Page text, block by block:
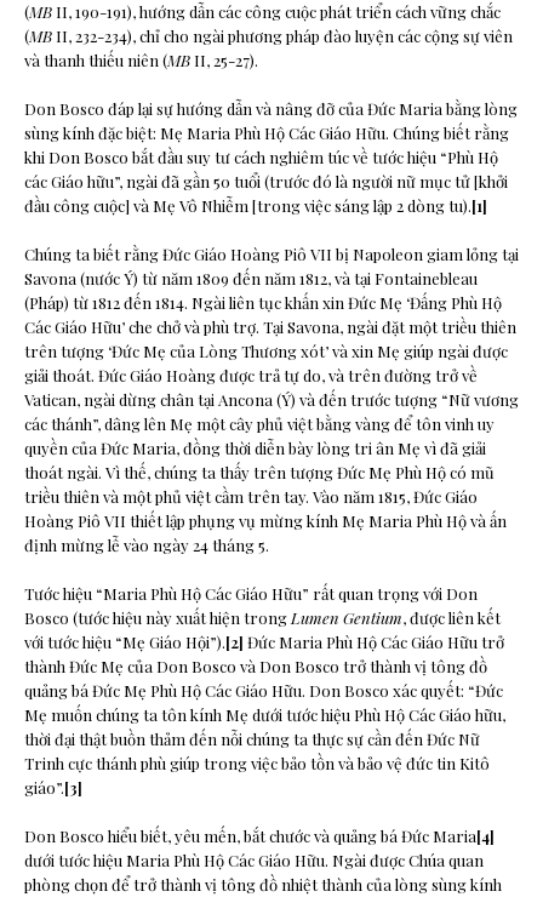
(MB II, 190-191), hướng dẫn các công cuộc phát triển cách vững chắc
(MB II, 232-234), chỉ cho ngài phương pháp đào luyện các cộng sự viên
và thanh thiếu niên (MB II, 25-27).
Don Bosco đáp lại sự hướng dẫn và nâng đỡ của Đức Maria bằng lòng
sùng kính đặc biệt: Mẹ Maria Phù Hộ Các Giáo Hữu. Chúng biết rằng
khi Don Bosco bắt đầu suy tư cách nghiêm túc về tước hiệu “Phù Hộ
các Giáo hữu”, ngài đã gần 50 tuổi (trước đó là người nữ mục tử [khởi
đầu công cuộc] và Mẹ Vô Nhiễm [trong việc sáng lập 2 dòng tu).[1]
Chúng ta biết rằng Đức Giáo Hoàng Piô VII bị Napoleon giam lỏng tại
Savona (nước Ý) từ năm 1809 đến năm 1812, và tại Fontainebleau
(Pháp) từ 1812 đến 1814. Ngài liên tục khấn xin Đức Mẹ ‘Đấng Phù Hộ
Các Giáo Hữu’ che chở và phù trợ. Tại Savona, ngài đặt một triều thiên
trên tượng ‘Đức Mẹ của Lòng Thương xót’ và xin Mẹ giúp ngài được
giải thoát. Đức Giáo Hoàng được trả tự do, và trên đường trở về
Vatican, ngài dừng chân tại Ancona (Ý) và đến trước tượng “Nữ vương
các thánh”, dâng lên Mẹ một cây phủ việt bằng vàng để tôn vinh uy
quyền của Đức Maria, đồng thời diễn bày lòng tri ân Mẹ vì đã giải
thoát ngài. Vì thế, chúng ta thấy trên tượng Đức Mẹ Phù Hộ có mũ
triều thiên và một phủ việt cầm trên tay. Vào năm 1815, Đức Giáo
Hoàng Piô VII thiết lập phụng vụ mừng kính Mẹ Maria Phù Hộ và ấn
định mừng lễ vào ngày 24 tháng 5.
Tước hiệu “Maria Phù Hộ Các Giáo Hữu” rất quan trọng với Don
Bosco (tước hiệu này xuất hiện trong Lumen Gentium, được liên kết
với tước hiệu “Mẹ Giáo Hội”).[2] Đức Maria Phù Hộ Các Giáo Hữu trở
thành Đức Mẹ của Don Bosco và Don Bosco trở thành vị tông đồ
quảng bá Đức Mẹ Phù Hộ Các Giáo Hữu. Don Bosco xác quyết: “Đức
Mẹ muốn chúng ta tôn kính Mẹ dưới tước hiệu Phù Hộ Các Giáo hữu,
thời đại thật buồn thảm đến nỗi chúng ta thực sự cần đến Đức Nữ
Trinh cực thánh phù giúp trong việc bảo tồn và bảo vệ đức tin Kitô
giáo”.[3]
Don Bosco hiểu biết, yêu mến, bắt chước và quảng bá Đức Maria[4]
dưới tước hiệu Maria Phù Hộ Các Giáo Hữu. Ngài được Chúa quan
phòng chọn để trở thành vị tông đồ nhiệt thành của lòng sùng kính